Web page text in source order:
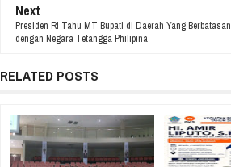
Next
Presiden RI Tahu MT Bupati di Daerah Yang Berbatasan
dengan Negara Tetangga Philipina
RELATED POSTS